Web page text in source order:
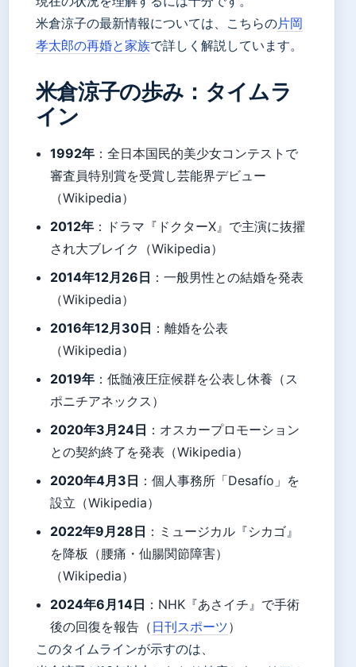
米倉涼子の最新情報については、こちらの片岡
孝太郎の再婚と家族で詳しく解説しています。
米倉涼子の歩み：タイムラ
イン
1992年 ：全日本国民的美少女コンテストで
審査員特別賞を受賞し芸能界デビュー
（Wikipedia）
2012年 ：ドラマ『ドクターX』で主演に抜擢
され大ブレイク（Wikipedia）
2014年12月26日 ：一般男性との結婚を発表
（Wikipedia）
2016年12月30日 ：離婚を公表
（Wikipedia）
2019年 ：低髄液圧症候群を公表し休養（ス
ポニチアネックス）
2020年3月24日 ：オスカープロモーション
との契約終了を発表（Wikipedia）
2020年4月3日 ：個人事務所「Desafío」を
設立（Wikipedia）
2022年9月28日 ：ミュージカル『シカゴ』
を降板（腰痛・仙腸関節障害）
（Wikipedia）
2024年6月14日 ：NHK『あさイチ』で手術
後の回復を報告（ 日刊スポーツ）
このタイムラインが示すのは、